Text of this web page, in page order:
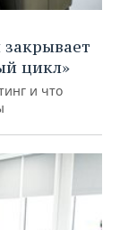
цикл»
и что